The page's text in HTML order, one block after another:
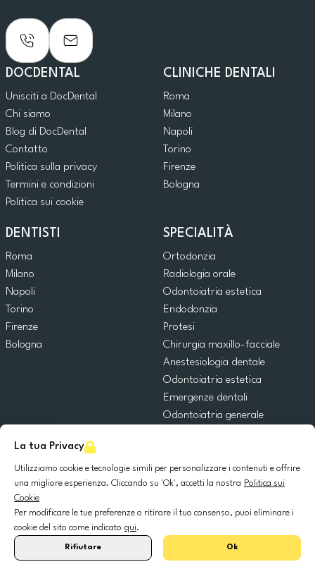
La tua Privacy
Utilizziamo cookie e tecnologie simili per personalizzare i contenuti e offrire
una migliore esperienza. Cliccando su 'Ok', accetti la nostra Politica sui
Cookie
Per modificare le tue preferenze o ritirare il tuo consenso, puoi eliminare i
cookie del sito come indicato qui.
Rifiutare Ok
DOCDENTAL
Unisciti a DocDental
Chi siamo
Blog di DocDental
Contatto
Politica sulla privacy
Termini e condizioni
Politica sui cookie
CLINICHE DENTALI
Roma
Milano
Napoli
Torino
Firenze
Bologna
DENTISTI
Roma
Milano
Napoli
Torino
Firenze
Bologna
SPECIALITÀ
Ortodonzia
Radiologia orale
Odontoiatria estetica
Endodonzia
Protesi
Chirurgia maxillo-facciale
Anestesiologia dentale
Odontoiatria estetica
Emergenze dentali
Odontoiatria generale
Implantologia dentale
Parodontologia
© 2025 DocDental. Tutti i diritti riservati.
United
Kingdom
España Polska